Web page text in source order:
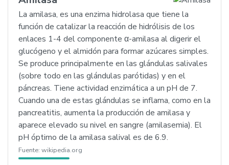
La amilasa, es una enzima hidrolasa que tiene la
función de catalizar la reacción de hidrólisis de los
enlaces 1-4 del componente α-amilasa al digerir el
glucógeno y el almidón para formar azúcares simples.
Se produce principalmente en las glándulas salivales
(sobre todo en las glándulas parótidas) y en el
páncreas. Tiene actividad enzimática a un pH de 7.
Cuando una de estas glándulas se inflama, como en la
pancreatitis, aumenta la producción de amilasa y
aparece elevado su nivel en sangre (amilasemia). El
pH óptimo de la amilasa salival es de 6.9.
Fuente: wikipedia.org